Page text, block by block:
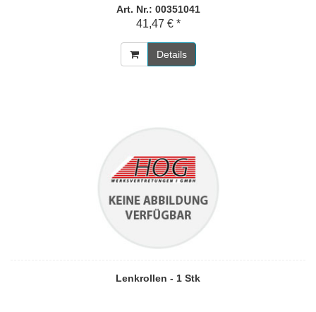
Art. Nr.: 00351041
41,47 € *
Details
Lenkrollen - 1 Stk